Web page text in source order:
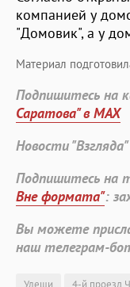
компанией у
"Домовик", а у
Материал
Подпишитесь на
Саратова" в MAX
Новости
Подпишитесь на
Вне формата":
Вы можете
наш телеграм-
Улеши
4-й проезд